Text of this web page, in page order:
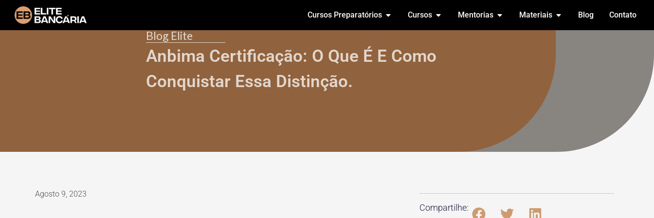
Cursos Preparatórios Cursos Mentorias Materiais Blog Contato
Blog Elite
Anbima Certificação: O Que É E Como
Conquistar Essa Distinção.
Agosto 9, 2023
Compartilhe: